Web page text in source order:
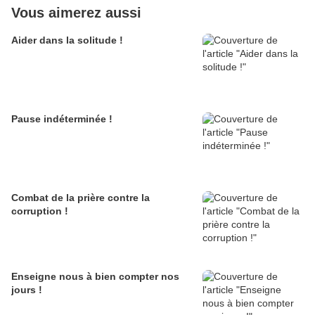
Vous aimerez aussi
Aider dans la solitude !
Pause indéterminée !
Combat de la prière contre la
corruption !
Enseigne nous à bien compter nos
jours !